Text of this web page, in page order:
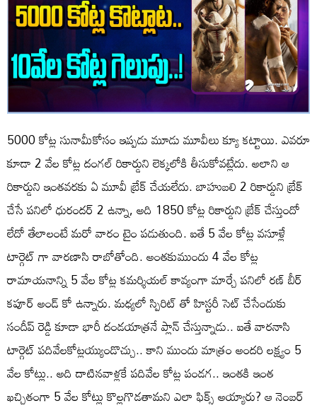
5000 కోట్ల సునామీకోసం ఇప్పడు మూడు మూవీలు క్యూ కట్టాయి. ఎవరూ
కూడా 2 వేల కోట్ల దంగల్ రికార్డుని లెక్కలోకి తీసుకోవట్లేదు. అలాని ఆ
రికార్డుని ఇంతవరకు ఏ మూవీ బ్రేక్ చేయలేదు. బాహుబలి 2 రికార్డుని బ్రేక్
చేసే పనిలో ధురందర్ 2 ఉన్నా, అది 1850 కోట్ల రికార్డుని బ్రేక్ చేస్తుందో
లేదో తేలాలంటే మరో వారం టైం పడుతుంది. ఐతే 5 వేల కోట్ల వసూళ్లే
టార్గెట్ గా వారణాసి రాబోతోంది. అంతకుముందు 4 వేల కోట్ల
రామాయనాన్ని 5 వేల కోట్ల కమర్శియల్ కావ్యంగా మార్చే పనిలో రణ్ బీర్
కపూర్ అండ్ కో ఉన్నారు. మధ్యలో స్పిరిట్ తో హిస్టరీ సెట్ చేసేందుకు
సందీప్ రెడ్డి కూడా భారీ దండయాత్రనే ప్లాన్ చేస్తున్నాడు.. ఐతే వారనాసి
టార్గెట్ పదివేలకోట్లయ్యుండొచ్చు.. కాని ముందు మాత్రం అందరి లక్ష్యం 5
వేల కోట్లు.. అది దాటినవాళ్లకే పదివేల కోట్ల పండగ.. ఇంతకి ఇంత
ఖచ్చితంగా 5 వేల కోట్లు కొల్లగొడతామని ఎలా ఫిక్స్ అయ్యారు? ఆ నెంబర్